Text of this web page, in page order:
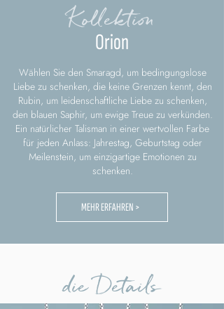
Kollektion
Orion
Wählen Sie den Smaragd, um bedingungslose
Liebe zu schenken, die keine Grenzen kennt, den
Rubin, um leidenschaftliche Liebe zu schenken,
den blauen Saphir, um ewige Treue zu verkünden.
Ein natürlicher Talisman in einer wertvollen Farbe
für jeden Anlass: Jahrestag, Geburtstag oder
Meilenstein, um einzigartige Emotionen zu
schenken.
MEHR ERFAHREN >
die Details